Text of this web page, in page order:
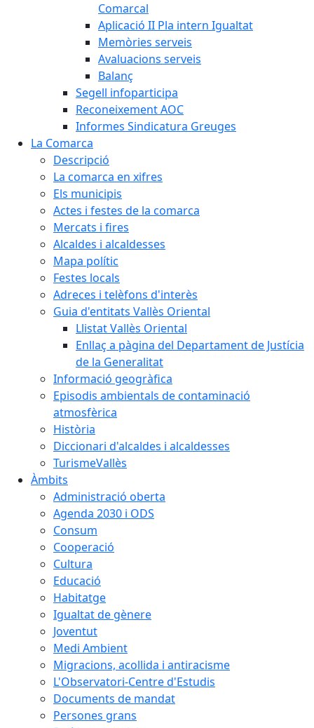
Comarcal
Aplicació II Pla intern Igualtat
Memòries serveis
Avaluacions serveis
Balanç
Segell infoparticipa
Reconeixement AOC
Informes Sindicatura Greuges
La Comarca
Descripció
La comarca en xifres
Els municipis
Actes i festes de la comarca
Mercats i fires
Alcaldes i alcaldesses
Mapa polític
Festes locals
Adreces i telèfons d'interès
Guia d'entitats Vallès Oriental
Llistat Vallès Oriental
Enllaç a pàgina del Departament de Justícia
de la Generalitat
Informació geogràfica
Episodis ambientals de contaminació
atmosfèrica
Història
Diccionari d'alcaldes i alcaldesses
TurismeVallès
Àmbits
Administració oberta
Agenda 2030 i ODS
Consum
Cooperació
Cultura
Educació
Habitatge
Igualtat de gènere
Joventut
Medi Ambient
Migracions, acollida i antiracisme
L'Observatori-Centre d'Estudis
Documents de mandat
Persones grans